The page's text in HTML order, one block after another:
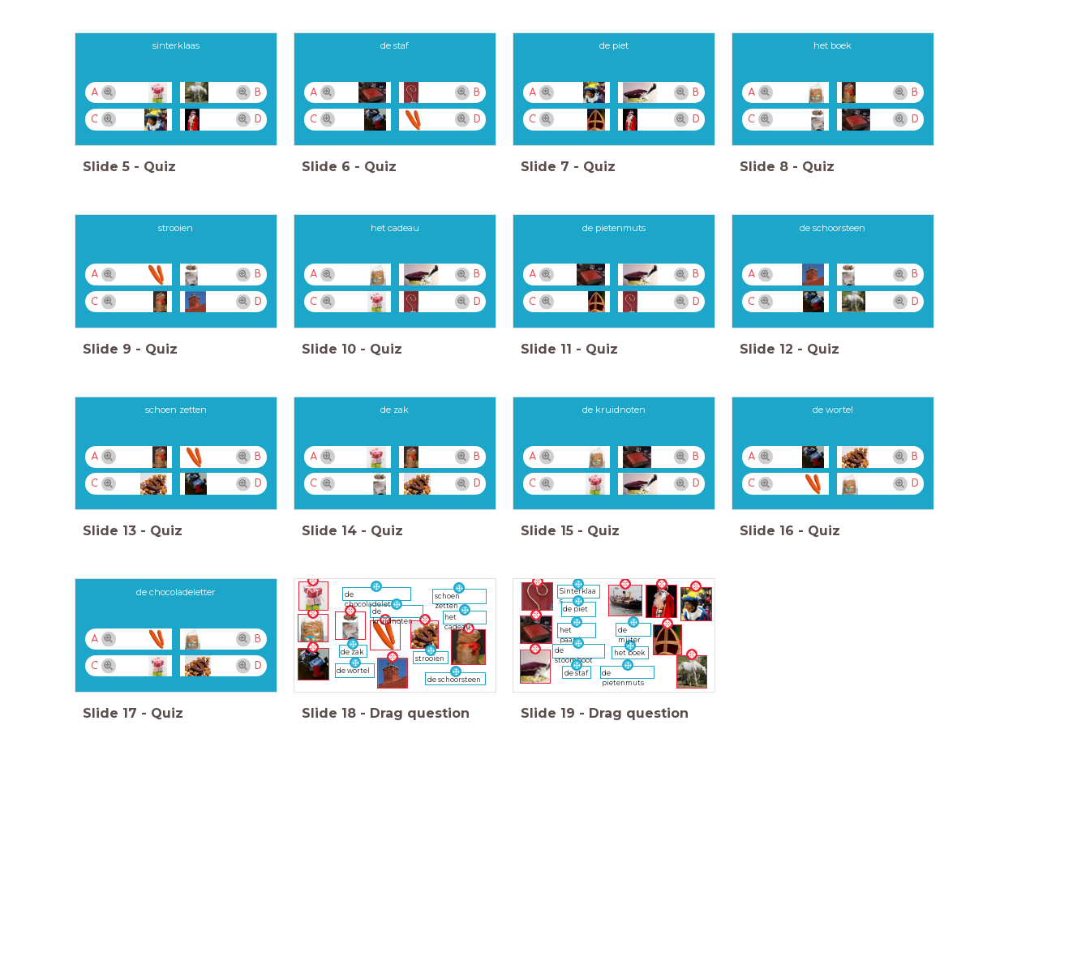
sinterklaas
A B
C D
Slide 5 - Quiz
de staf
A B
C D
Slide 6 - Quiz
de piet
A B
C D
Slide 7 - Quiz
het boek
A B
C D
Slide 8 - Quiz
strooien
A B
C D
Slide 9 - Quiz
het cadeau
A B
C D
Slide 10 - Quiz
de pietenmuts
A B
C D
Slide 11 - Quiz
de schoorsteen
A B
C D
Slide 12 - Quiz
schoen zetten
A B
C D
Slide 13 - Quiz
de zak
A B
C D
Slide 14 - Quiz
de kruidnoten
A B
C D
Slide 15 - Quiz
de wortel
A B
C D
Slide 16 - Quiz
de chocoladeletter
A B
C D
Slide 17 - Quiz
de
chocoladeletter
de
kruidnoten
schoen
zetten
strooien
het
cadeau
de wortel
de zak
de schoorsteen
Slide 18 - Drag question
Sinterklaa
s
de piet
het
paard
de
stoomboot
de staf
het boek
de
mijter
de
pietenmuts
Slide 19 - Drag question